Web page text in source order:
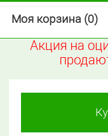
Моя корзина (0)
Акция на